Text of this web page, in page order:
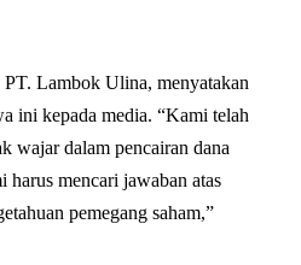
Lambok Ulina, menyatakan
ini kepada media. “Kami telah
wajar dalam pencairan dana
harus mencari jawaban atas
pemegang saham,”